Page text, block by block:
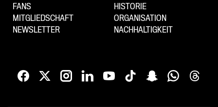
FANS
MITGLIEDSCHAFT
NEWSLETTER
HISTORIE
ORGANISATION
NACHHALTIGKEIT